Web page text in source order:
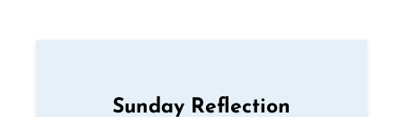
Sunday Reflection